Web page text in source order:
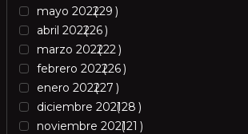
mayo 202229
abril 202226
marzo 202222
febrero 202226
enero 202227
diciembre 202128
noviembre 202121